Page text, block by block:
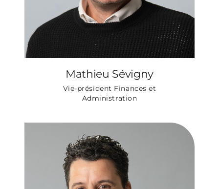
Mathieu Sévigny
Vie-président Finances et
Administration